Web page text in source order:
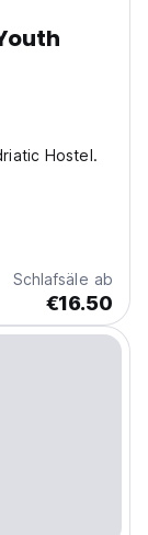
Hostel.
Schlafsäle ab
€16.50